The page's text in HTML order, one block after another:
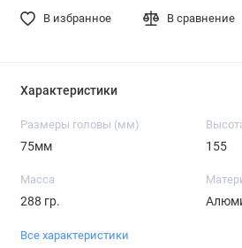
В избранное В сравнение
Характеристики
Размеры головы (мм)
75мм 155
Масса
288 гр.
Все характеристики